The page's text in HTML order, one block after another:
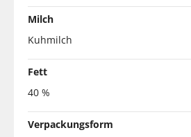
Milch
Kuhmilch
Fett
40 %
Verpackungsform